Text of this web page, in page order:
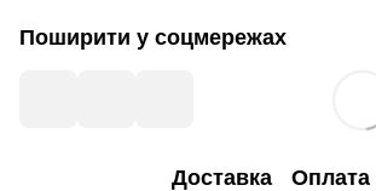
Поширити у соцмережах
Доставка Оплата